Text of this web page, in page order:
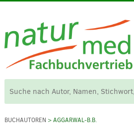
BUCHAUTOREN > AGGARWAL-B.B.